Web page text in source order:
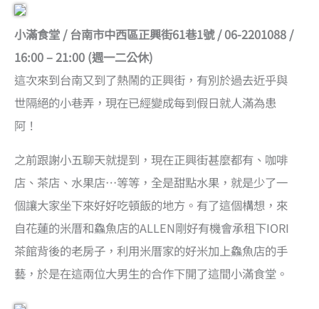
小滿食堂 / 台南市中西區正興街61巷1號 / 06-2201088 /
16:00 – 21:00 (週一二公休)
這次來到台南又到了熱鬧的正興街，有別於過去近乎與
世隔絕的小巷弄，現在已經變成每到假日就人滿為患
阿！
之前跟謝小五聊天就提到，現在正興街甚麼都有、咖啡
店、茶店、水果店…等等，全是甜點水果，就是少了一
個讓大家坐下來好好吃頓飯的地方。有了這個構想，來
自花蓮的米厝和鱻魚店的ALLEN剛好有機會承租下IORI
茶館背後的老房子，利用米厝家的好米加上鱻魚店的手
藝，於是在這兩位大男生的合作下開了這間小滿食堂。